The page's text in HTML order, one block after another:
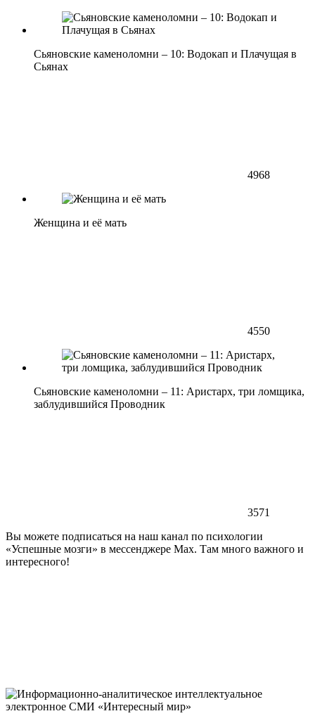
Сьяновские каменоломни – 10: Водокап и Плачущая в
Сьянах
4968
Женщина и её мать
4550
Сьяновские каменоломни – 11: Аристарх, три ломщика,
заблудившийся Проводник
3571
Вы можете подписаться на наш канал по психологии
«Успешные мозги» в мессенджере Max. Там много важного и
интересного!